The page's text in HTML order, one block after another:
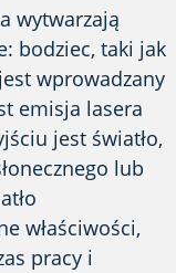
wytwarzają
bodziec, taki jak
wprowadzany
emisja lasera
jest światło,
lub
właściwości,
pracy i